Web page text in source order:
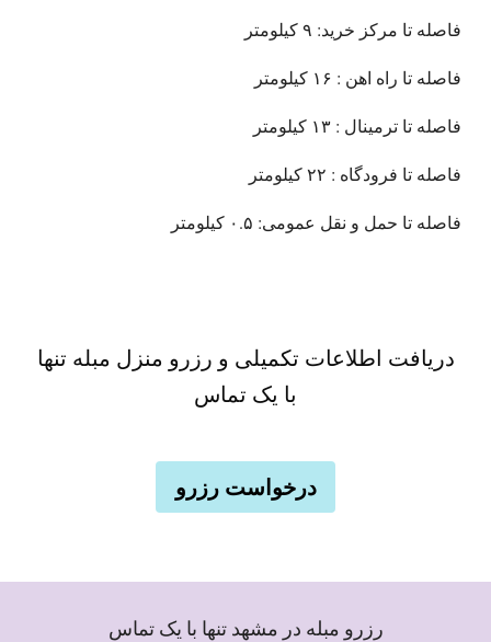
فاصله تا مرکز خرید: ۹ کیلومتر
فاصله تا راه اهن : ۱۶ کیلومتر
فاصله تا ترمینال : ۱۳ کیلومتر
فاصله تا فرودگاه : ۲۲ کیلومتر
فاصله تا حمل و نقل عمومی: ۰.۵ کیلومتر
دریافت اطلاعات تکمیلی و رزرو منزل مبله تنها
با یک تماس
درخواست رزرو
رزرو مبله در مشهد تنها با یک تماس